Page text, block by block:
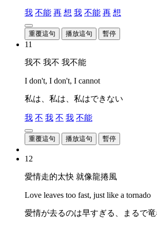
我 不能 再 想 我 不能 再 想
重覆這句 播放這句 暫停
11
我不 我不 我不能
I don't, I don't, I cannot
私は、私は、私はできない
我 不 我 不 我 不能
重覆這句 播放這句 暫停
12
愛情走的太快 就像龍捲風
Love leaves too fast, just like a tornado
愛情が去るのは早すぎる、まるで